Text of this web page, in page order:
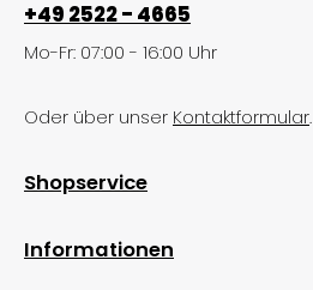
+49 2522 - 4665
Mo-Fr: 07:00 - 16:00 Uhr
Oder über unser Kontaktformular.
Shopservice
Informationen